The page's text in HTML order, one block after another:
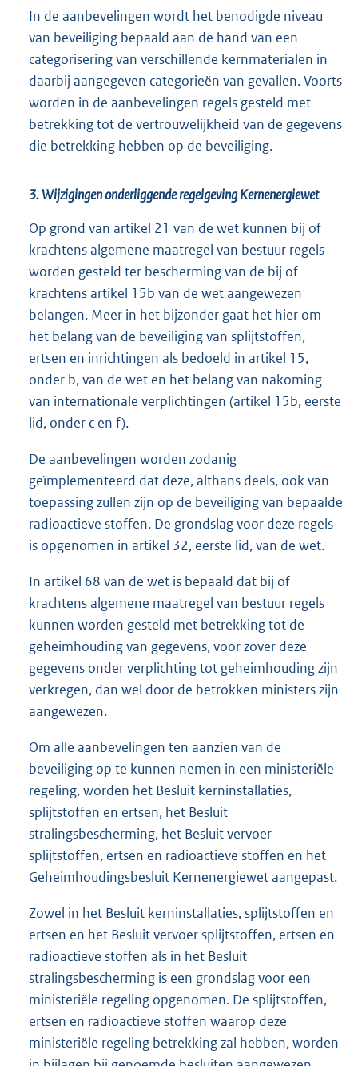
In de aanbevelingen wordt het benodigde niveau
van beveiliging bepaald aan de hand van een
categorisering van verschillende kernmaterialen in
daarbij aangegeven categorieën van gevallen. Voorts
worden in de aanbevelingen regels gesteld met
betrekking tot de vertrouwelijkheid van de gegevens
die betrekking hebben op de beveiliging.
3. Wijzigingen onderliggende regelgeving Kernenergiewet
Op grond van artikel 21 van de wet kunnen bij of
krachtens algemene maatregel van bestuur regels
worden gesteld ter bescherming van de bij of
krachtens artikel 15b van de wet aangewezen
belangen. Meer in het bijzonder gaat het hier om
het belang van de beveiliging van splijtstoffen,
ertsen en inrichtingen als bedoeld in artikel 15,
onder b, van de wet en het belang van nakoming
van internationale verplichtingen (artikel 15b, eerste
lid, onder c en f).
De aanbevelingen worden zodanig
geïmplementeerd dat deze, althans deels, ook van
toepassing zullen zijn op de beveiliging van bepaalde
radioactieve stoffen. De grondslag voor deze regels
is opgenomen in artikel 32, eerste lid, van de wet.
In artikel 68 van de wet is bepaald dat bij of
krachtens algemene maatregel van bestuur regels
kunnen worden gesteld met betrekking tot de
geheimhouding van gegevens, voor zover deze
gegevens onder verplichting tot geheimhouding zijn
verkregen, dan wel door de betrokken ministers zijn
aangewezen.
Om alle aanbevelingen ten aanzien van de
beveiliging op te kunnen nemen in een ministeriële
regeling, worden het Besluit kerninstallaties,
splijtstoffen en ertsen, het Besluit
stralingsbescherming, het Besluit vervoer
splijtstoffen, ertsen en radioactieve stoffen en het
Geheimhoudingsbesluit Kernenergiewet aangepast.
Zowel in het Besluit kerninstallaties, splijtstoffen en
ertsen en het Besluit vervoer splijtstoffen, ertsen en
radioactieve stoffen als in het Besluit
stralingsbescherming is een grondslag voor een
ministeriële regeling opgenomen. De splijtstoffen,
ertsen en radioactieve stoffen waarop deze
ministeriële regeling betrekking zal hebben, worden